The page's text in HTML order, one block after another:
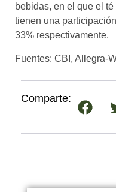
bebidas, en el que el
tienen una
33% respectivamente.
Fuentes: CBI, Allegra-
Comparte: